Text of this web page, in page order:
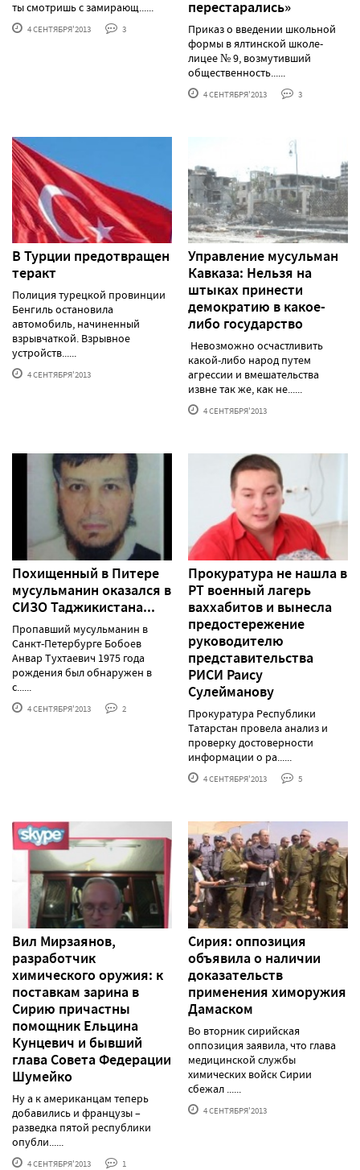
ты смотришь с замирающ......
4 СЕНТЯБРЯ'2013 3
перестарались»
Приказ о введении школьной
формы в ялтинской школе-
лицее № 9, возмутивший
общественность......
4 СЕНТЯБРЯ'2013 3
В Турции предотвращен
теракт
Полиция турецкой провинции
Бенгиль остановила
автомобиль, начиненный
взрывчаткой. Взрывное
устройств......
4 СЕНТЯБРЯ'2013
Управление мусульман
Кавказа: Нельзя на
штыках принести
демократию в какое-
либо государство
Невозможно осчастливить
какой-либо народ путем
агрессии и вмешательства
извне так же, как не......
4 СЕНТЯБРЯ'2013
Похищенный в Питере
мусульманин оказался в
СИЗО Таджикистана...
Пропавший мусульманин в
Санкт-Петербурге Бобоев
Анвар Тухтаевич 1975 года
рождения был обнаружен в
с......
4 СЕНТЯБРЯ'2013 2
Прокуратура не нашла в
РТ военный лагерь
ваххабитов и вынесла
предостережение
руководителю
представительства
РИСИ Раису
Сулейманову
Прокуратура Республики
Татарстан провела анализ и
проверку достоверности
информации о ра......
4 СЕНТЯБРЯ'2013 5
Вил Мирзаянов,
разработчик
химического оружия: к
поставкам зарина в
Сирию причастны
помощник Ельцина
Кунцевич и бывший
глава Совета Федерации
Шумейко
Ну а к американцам теперь
добавились и французы –
разведка пятой республики
опубли......
4 СЕНТЯБРЯ'2013 1
Сирия: оппозиция
объявила о наличии
доказательств
применения химоружия
Дамаском
Во вторник сирийская
оппозиция заявила, что глава
медицинской службы
химических войск Сирии
сбежал ......
4 СЕНТЯБРЯ'2013